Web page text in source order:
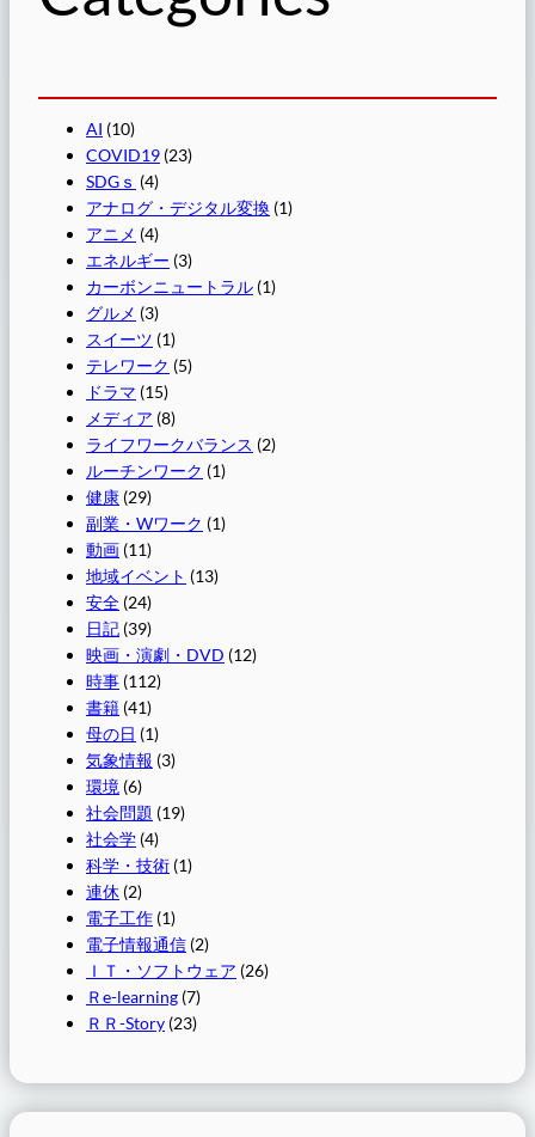
AI (10)
COVID19 (23)
SDGｓ (4)
アナログ・デジタル変換 (1)
アニメ (4)
エネルギー (3)
カーボンニュートラル (1)
グルメ (3)
スイーツ (1)
テレワーク (5)
ドラマ (15)
メディア (8)
ライフワークバランス (2)
ルーチンワーク (1)
健康 (29)
副業・Wワーク (1)
動画 (11)
地域イベント (13)
安全 (24)
日記 (39)
映画・演劇・DVD (12)
時事 (112)
書籍 (41)
母の日 (1)
気象情報 (3)
環境 (6)
社会問題 (19)
社会学 (4)
科学・技術 (1)
連休 (2)
電子工作 (1)
電子情報通信 (2)
ＩＴ・ソフトウェア (26)
Ｒe-learning (7)
ＲＲ-Story (23)